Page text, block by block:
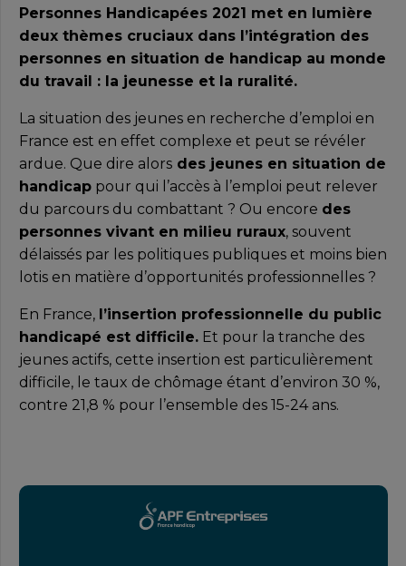
Personnes Handicapées 2021 met en lumière
deux thèmes cruciaux dans l’intégration des
personnes en situation de handicap au monde
du travail : la jeunesse et la ruralité.
La situation des jeunes en recherche d’emploi en
France est en effet complexe et peut se révéler
ardue. Que dire alors des jeunes en situation de
handicap pour qui l’accès à l’emploi peut relever
du parcours du combattant ? Ou encore des
personnes vivant en milieu ruraux, souvent
délaissés par les politiques publiques et moins bien
lotis en matière d’opportunités professionnelles ?
En France, l’insertion professionnelle du public
handicapé est difficile. Et pour la tranche des
jeunes actifs, cette insertion est particulièrement
difficile, le taux de chômage étant d’environ 30 %,
contre 21,8 % pour l’ensemble des 15-24 ans.